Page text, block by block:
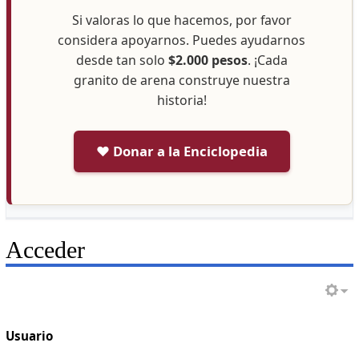
Si valoras lo que hacemos, por favor
considera apoyarnos. Puedes ayudarnos
desde tan solo $2.000 pesos. ¡Cada
granito de arena construye nuestra
historia!
❤️ Donar a la Enciclopedia
Acceder
Usuario